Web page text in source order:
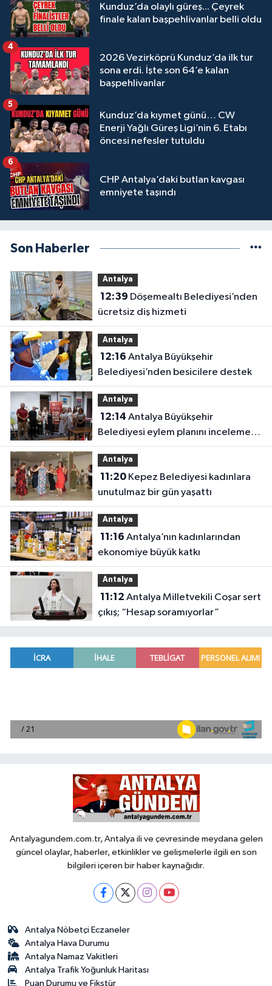
Kunduz’da olaylı güreş... Çeyrek
finale kalan başpehlivanlar belli oldu
2026 Vezirköprü Kunduz’da ilk tur
sona erdi. İşte son 64’e kalan
başpehlivanlar
4
Kunduz’da kıymet günü… CW
Enerji Yağlı Güreş Ligi’nin 6. Etabı
öncesi nefesler tutuldu
5
CHP Antalya’daki butlan kavgası
emniyete taşındı
6
Son Haberler
Antalya
12:39
ücretsiz diş hizmeti
Antalya
12:16
Belediyesi’nden besicilere destek
Antalya
12:14
Belediyesi eylem planını inceleme
altına aldı
Antalya
11:20Kepez Belediyesi kadınlara
unutulmaz bir gün yaşattı
Antalya
11:16
ekonomiye büyük katkı
Antalya
11:12
çıkış; “Hesap soramıyorlar”
Antalyagundem.com.tr, Antalya ili ve çevresinde meydana gelen
güncel olaylar, haberler, etkinlikler ve gelişmelerle ilgili en son
bilgileri içeren bir haber kaynağıdır.
Antalya Nöbetçi Eczaneler
Antalya Hava Durumu
Antalya Namaz Vakitleri
Antalya Trafik Yoğunluk Haritası
Puan Durumu ve Fikstür